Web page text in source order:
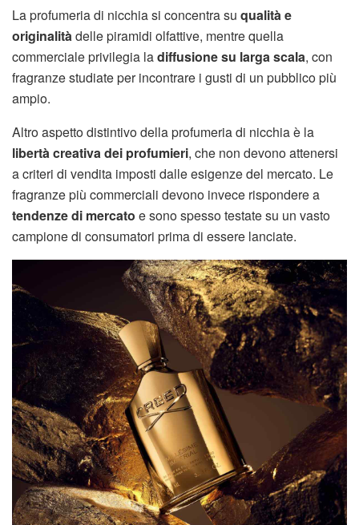
La profumeria di nicchia si concentra su qualità e
originalità delle piramidi olfattive, mentre quella
commerciale privilegia ladiffusione su larga scala, con
fragranze studiate per incontrare i gusti di un pubblico più
ampio.
Altro aspetto distintivo della profumeria di nicchia è la
libertà creativa dei profumieri, che non devono attenersi
a criteri di vendita imposti dalle esigenze del mercato. Le
fragranze più commerciali devono invece rispondere a
tendenze di mercato e sono spesso testate su un vasto
campione di consumatori prima di essere lanciate.